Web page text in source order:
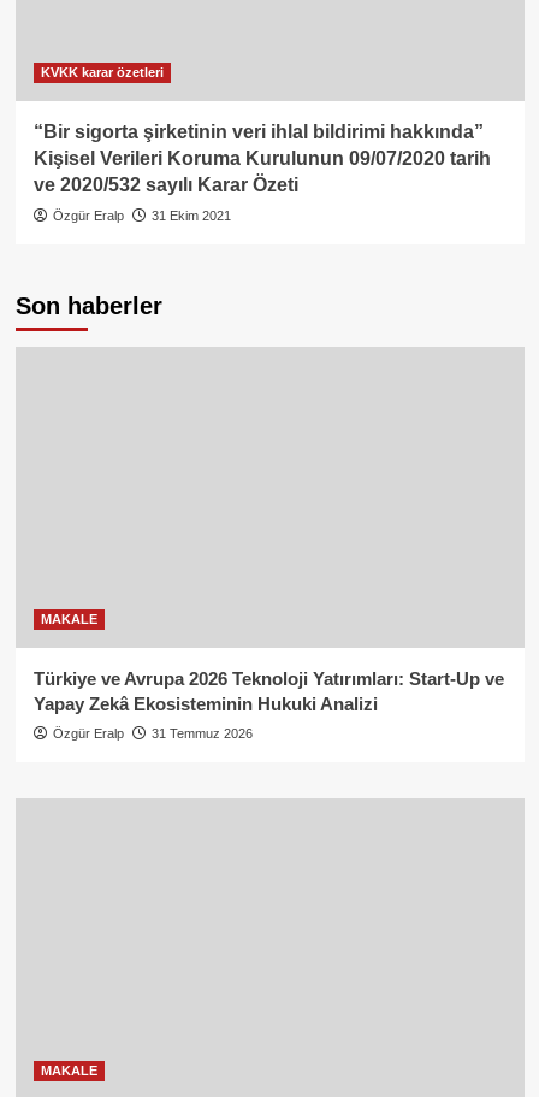
KVKK karar özetleri
“Bir sigorta şirketinin veri ihlal bildirimi hakkında”
Kişisel Verileri Koruma Kurulunun 09/07/2020 tarih
ve 2020/532 sayılı Karar Özeti
Özgür Eralp 31 Ekim 2021
Son haberler
MAKALE
Türkiye ve Avrupa 2026 Teknoloji Yatırımları: Start-Up ve
Yapay Zekâ Ekosisteminin Hukuki Analizi
Özgür Eralp 31 Temmuz 2026
MAKALE